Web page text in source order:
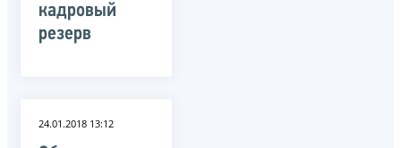
кадровый
резерв
24.01.2018 13:12